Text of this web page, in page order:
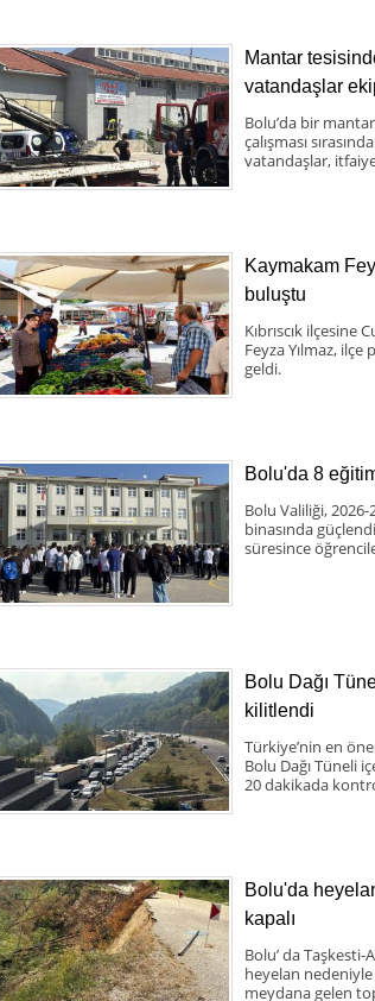
Mantar
vatandaşlar
Bolu’da bir
çalışması
vatandaşlar,
Kaymakam
buluştu
Kıbrıscık
Feyza Yılmaz,
geldi.
Bolu'da 8
Bolu Valiliği,
binasında
süresince
Bolu Dağı
kilitlendi
Türkiye’nin en
Bolu Dağı Tüneli
20 dakikada
Bolu'da
kapalı
Bolu’ da
heyelan
meydana gelen